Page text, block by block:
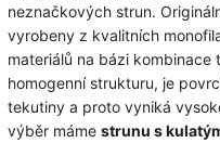
neznačkových strun.
vyrobeny z kvalitních
materiálů na bázi kombinace
homogenní strukturu, je
tekutiny a proto vyniká
výběr máme strunu s